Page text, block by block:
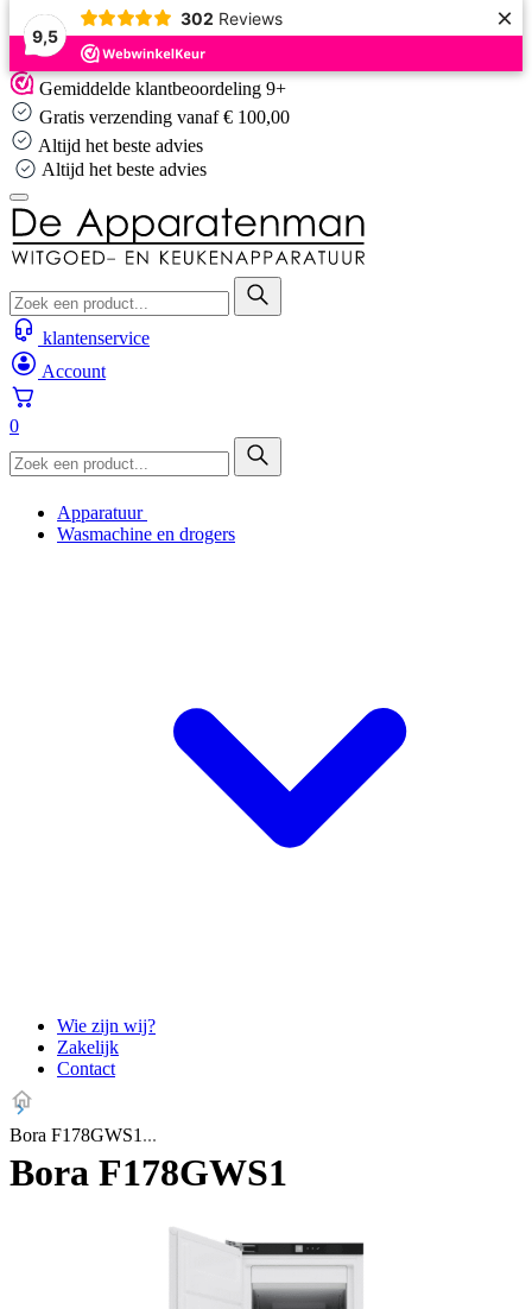
9,5
302 Reviews ×
Skip
to
content
Gemiddelde klantbeoordeling 9+
Gratis verzending vanaf € 100,00
Altijd het beste advies
Altijd het beste advies
klantenservice
Account
0
Apparatuur
Wasmachine en drogers
Wie zijn wij?
Zakelijk
Contact
Bora F178GWS1
Bora F178GWS1